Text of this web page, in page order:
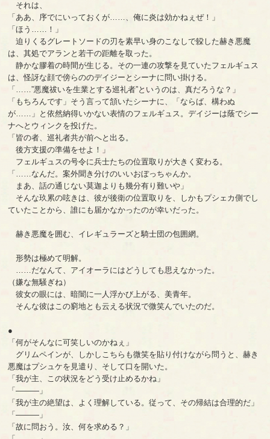
それは、
「ああ、序でにいっておくが……、俺に炎は効かねぇぜ！」
「ほう……！」
迫りくるグレートソードの刃を素早い身のこなしで躱した赫き悪魔
は、其処でアランと若干の距離を取った。
静かな膠着の時間が生じる。その一連の攻撃を見ていたフェルギュス
は、怪訝な顔で傍らののデイジーとシーナに問い掛ける。
「……”悪魔祓いを生業とする巡礼者”というのは、真だろうな？」
「もちろんです」そう言って頷いたシーナに、「ならば、構わぬ
が……」と依然納得いかない表情のフェルギュス。デイジーは蔭でシー
ナへとウィンクを投げた。
「皆の者、巡礼者共が前へと出る。
後方支援の準備をせよ！」
フェルギュスの号令に兵士たちの位置取りが大きく変わる。
「……なんだ。案外聞き分けのいいおぼっちゃんか。
まあ、話の通じない莫迦よりも幾分有り難いや」
そんな玖累の呟きは、彼が後衛の位置取りを、しかもプシェカ側でし
ていたことから、誰にも届かなかったのが幸いだった。
赫き悪魔を囲む、イレギュラーズと騎士団の包囲網。
形勢は極めて明解。
……だなんて、アイオーラにはどうしても思えなかった。
（嫌な無騒ぎね）
彼女の眼には、暗闇に一人浮かび上がる、美青年。
そんな彼はこの窮地とも云える状況で微笑んでいたのだ。
●
「何がそんなに可笑しいのかねぇ」
グリムペインが、しかしこちらも微笑を貼り付けながら問うと、赫き
悪魔はプシュケを見遣り、そして口を開いた。
「我が主、この状況をどう受け止めるかね」
「―――」
「我が主の絶望は、よく理解している。従って、その帰結は合理的だ」
「―――」
「故に問おう。汝、何を求める？」